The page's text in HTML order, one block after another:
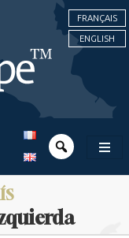
FRANÇAIS
ENGLISH